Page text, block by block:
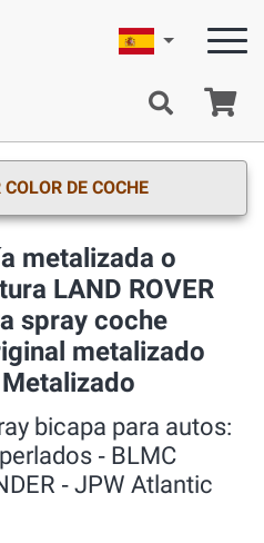
Español
DE COCHE
metalizada o
LAND ROVER
spray coche
metalizado
bicapa para autos:
‐ BLMC
‐ JPW Atlantic